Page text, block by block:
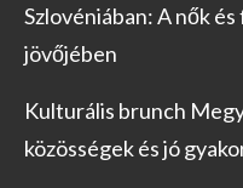
Szlovéniában: A nők
jövőjében
Kulturális brunch
közösségek és jó